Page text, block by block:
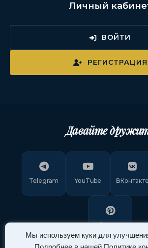
Мы используем куки для
Личный
ВОЙТИ
РЕГИСТРАЦИЯ
Давайте
Telegram YouTube ВКонтакте
Pinterest